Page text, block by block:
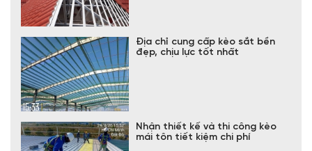
Địa chỉ cung cấp kèo sắt bền
đẹp, chịu lực tốt nhất
Nhận thiết kế và thi công kèo
mái tôn tiết kiệm chi phí